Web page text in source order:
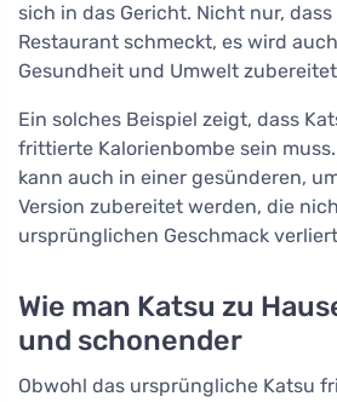
sich in das Gericht. Nicht nur,
Restaurant schmeckt, es wird
Gesundheit und Umwelt
Ein solches Beispiel zeigt, dass
frittierte Kalorienbombe sein
kann auch in einer gesünderen,
Version zubereitet werden, die
ursprünglichen Geschmack
Wie man Katsu zu
und schonender
Obwohl das ursprüngliche Katsu